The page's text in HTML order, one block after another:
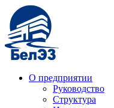
О предприятии
Руководство
Структура